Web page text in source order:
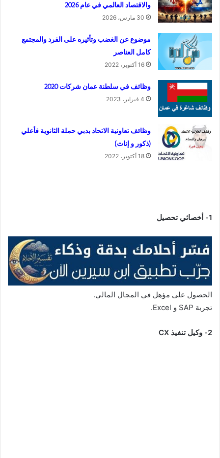
والاقتصاد العالمي في عام 2026
30 مارس، 2026
موضوع عن الغضب وتأثيره على الفرد والمجتمع
كامل العناصر
16 أكتوبر، 2022
وظائف في سلطنة عمان شركات 2020
4 فبراير، 2023
وظائف تعاونية الاتحاد بدبي حملة الثانوية فأعلي
(ذكور و إناث)
18 أكتوبر، 2022
1- أخصائي تحصيل
الحصول على مؤهل في المجال المالي.
تجربة SAP و Excel.
2- وكيل تنفيذ CX